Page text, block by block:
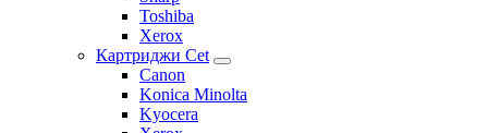
Toshiba
Xerox
Картриджи Cet
Canon
Konica Minolta
Kyocera